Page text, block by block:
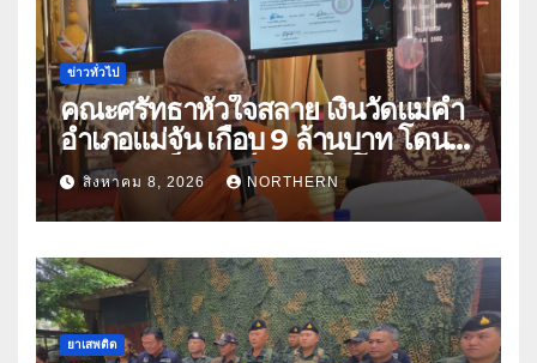
ข่าวทั่วไป
คณะศรัทธาหัวใจสลาย เงินวัดแม่คำ
อำเภอแม่จัน เกือบ 9 ล้านบาท โดน
แก๊งคอลเซ็นเตอร์หลอกให้โอนข้าม
ปีกว่า 66 บัญชี
สิงหาคม 8, 2026 NORTHERN
ยาเสพติด